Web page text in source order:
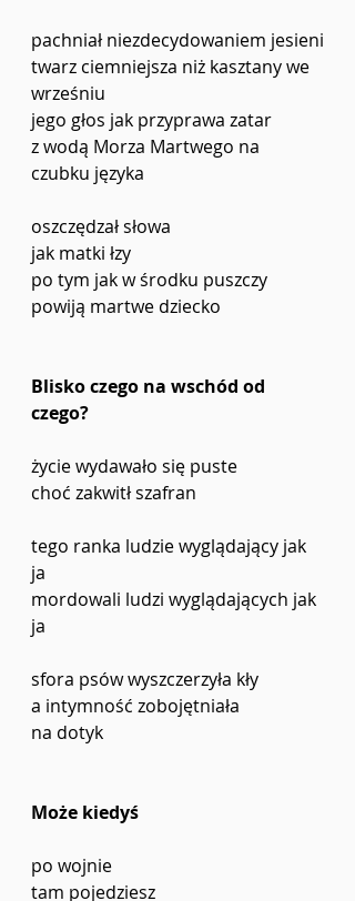
pachniał niezdecydowaniem jesieni
twarz ciemniejsza niż kasztany we
wrześniu
jego głos jak przyprawa zatar
z wodą Morza Martwego na
czubku języka
oszczędzał słowa
jak matki łzy
po tym jak w środku puszczy
powiją martwe dziecko
Blisko czego na wschód od
czego?
życie wydawało się puste
choć zakwitł szafran
tego ranka ludzie wyglądający jak
ja
mordowali ludzi wyglądających jak
ja
sfora psów wyszczerzyła kły
a intymność zobojętniała
na dotyk
Może kiedyś
po wojnie
tam pojedziesz